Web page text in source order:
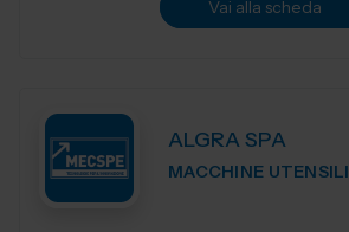
Vai alla scheda
ALGRA SPA
MACCHINE UTENSILI